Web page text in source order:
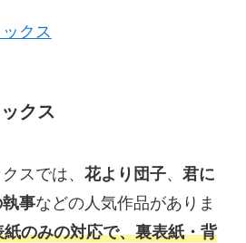
クス
クス
スでは、 花より団子、 君に
事などの人気作品がありま
のみの対応で、裏表紙・背